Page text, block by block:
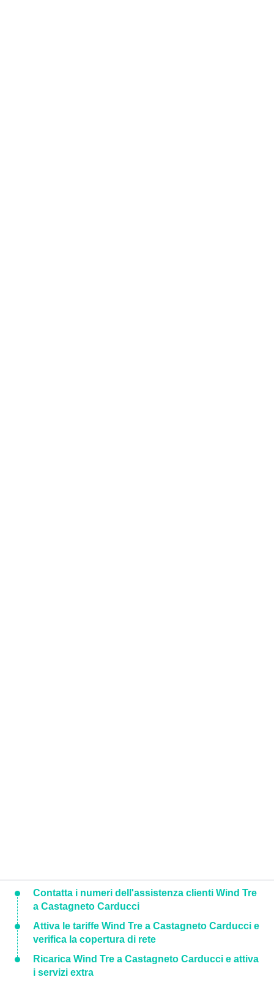
Contatta i numeri dell'assistenza clienti Wind Tre
a Castagneto Carducci
Attiva le tariffe Wind Tre a Castagneto Carducci e
verifica la copertura di rete
Ricarica Wind Tre a Castagneto Carducci e attiva
i servizi extra